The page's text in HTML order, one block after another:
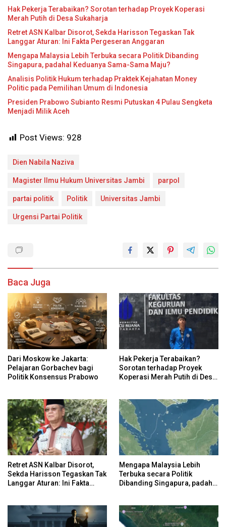
Hak Pekerja Terabaikan? Sorotan terhadap Proyek Koperasi
Merah Putih di Desa Sukaharja
Retret ASN Kalbar Disorot, Sekda Harisson Tegaskan Tak
Langgar Aturan: Ini Fakta Pergeseran Anggaran
Mengapa Malaysia Lebih Terbuka secara Politik Dibanding
Singapura, padahal Keduanya Sama-Sama Maju?
Analisis Politik Hukum terhadap Praktek Kejahatan Money
Politic pada Pemilihan Umum di Indonesia
Presiden Prabowo Subianto Resmi Putuskan 4 Pulau Sengketa
Menjadi Milik Aceh
Post Views: 928
Dien Nabila Naziva
Magister Ilmu Hukum Universitas Jambi parpol
partai politik Politik Universitas Jambi
Urgensi Partai Politik
Baca Juga
Dari Moskow ke Jakarta:
Pelajaran Gorbachev bagi
Politik Konsensus Prabowo
Hak Pekerja Terabaikan?
Sorotan terhadap Proyek
Koperasi Merah Putih di Desa
Retret ASN Kalbar Disorot,
Sekda Harisson Tegaskan Tak
Langgar Aturan: Ini Fakta
Mengapa Malaysia Lebih
Terbuka secara Politik
Dibanding Singapura, padahal